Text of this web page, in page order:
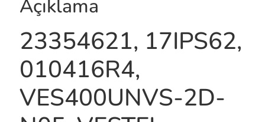
Açıklama
23354621, 17IPS62,
010416R4,
VES400UNVS-2D-